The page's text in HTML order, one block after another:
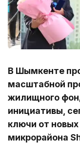
В Шымкенте
масштабной
жилищного
инициативы,
ключи от
микрорайона